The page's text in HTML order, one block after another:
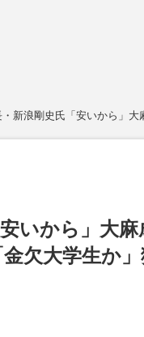
新浪剛史氏「安いから」大
いから」大麻
欠大学生か」